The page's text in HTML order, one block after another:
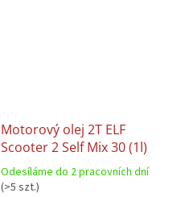
Motorový olej 2T ELF
Scooter 2 Self Mix 30 (1l)
Odesíláme do 2 pracovních dní
(>5 szt.)